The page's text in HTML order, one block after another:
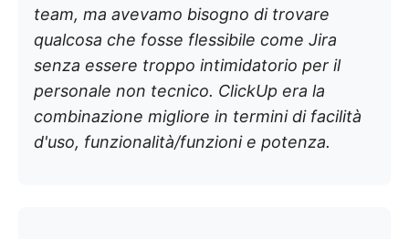
team, ma avevamo bisogno di trovare
qualcosa che fosse flessibile come Jira
senza essere troppo intimidatorio per il
personale non tecnico. ClickUp era la
combinazione migliore in termini di facilità
d'uso, funzionalità/funzioni e potenza.